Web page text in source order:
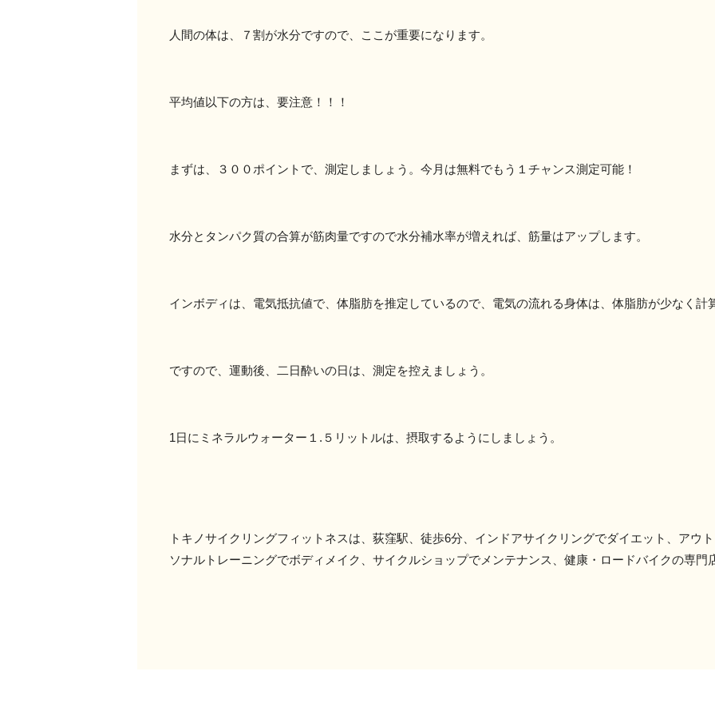
人間の体は、７割が水分ですので、ここが重要になります。
平均値以下の方は、要注意！！！
まずは、３００ポイントで、測定しましょう。今月は無料でもう１チャンス測定可能！
水分とタンパク質の合算が筋肉量ですので水分補水率が増えれば、筋量はアップします。
インボディは、電気抵抗値で、体脂肪を推定しているので、電気の流れる身体は、体脂肪が少なく計
ですので、運動後、二日酔いの日は、測定を控えましょう。
1日にミネラルウォーター１.５リットルは、摂取するようにしましょう。
トキノサイクリングフィットネスは、荻窪駅、徒歩6分、インドアサイクリングでダイエット、アウ
ソナルトレーニングでボディメイク、サイクルショップでメンテナンス、健康・ロードバイクの専門